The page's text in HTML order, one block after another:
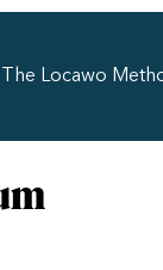
The Locawo